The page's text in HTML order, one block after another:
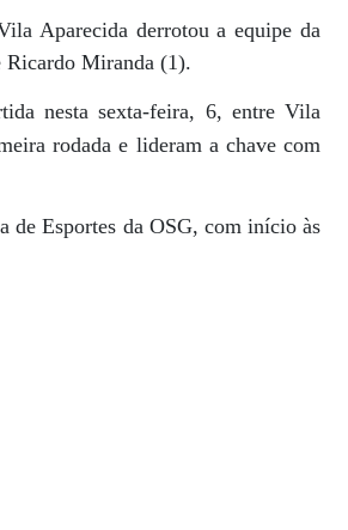
Aparecida derrotou a equipe da
Ricardo Miranda (1).
nesta sexta-feira, 6, entre Vila
rodada e lideram a chave com
de Esportes da OSG, com início às